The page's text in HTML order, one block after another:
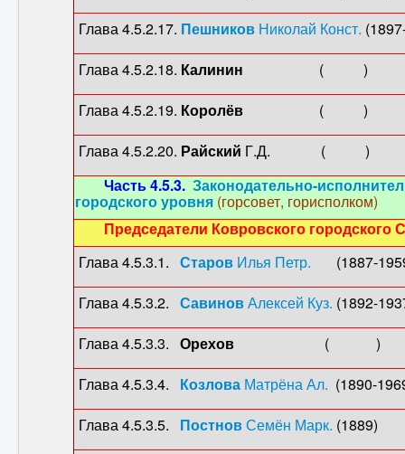
Глава 4.5.2.17. Пешников Николай Конст.
Глава 4.5.2.18. Калинин ( )
Глава 4.5.2.19. Королёв ( )
Глава 4.5.2.20. Райский Г.Д. (
Часть 4.5.3. Законодательно-
городского уровня (горсовет, горисполком)
Председатели Ковровского городского
Глава 4.5.3.1. Старов Илья Петр. (1887-
Глава 4.5.3.2. СавиновАлексей Куз. (1892-
Глава 4.5.3.3. Орехов ( )
Глава 4.5.3.4. Козлова Матрёна Ал. (1890-
Глава 4.5.3.5. ПостновСемён Марк. (1889)